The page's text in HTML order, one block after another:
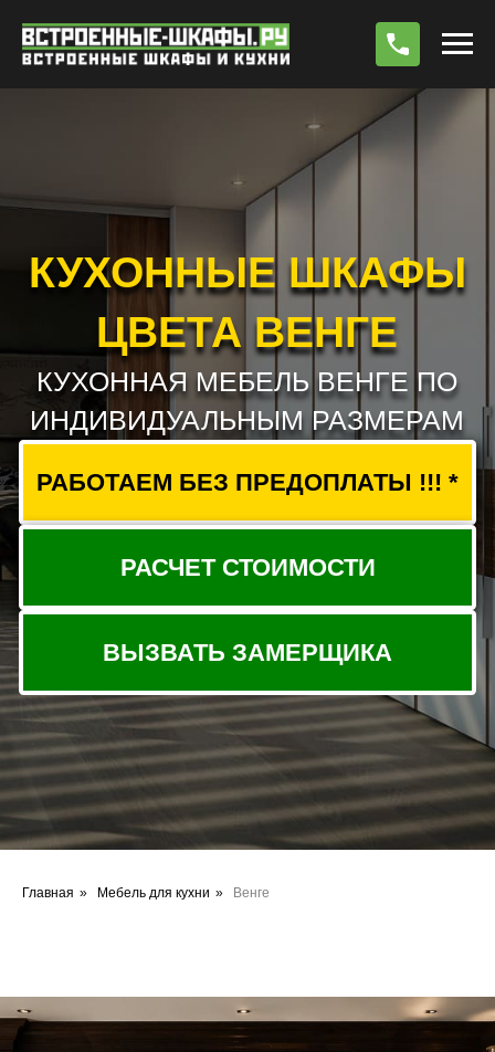
КУХОННЫЕ ШКАФЫ
КУХОННАЯ МЕБЕЛЬ ВЕНГЕ ПО
ИНДИВИДУАЛЬНЫМ РАЗМЕРАМ
РАБОТАЕМ БЕЗ ПРЕДОПЛАТЫ !!! *
РАСЧЕТ СТОИМОСТИ
Главная » Мебель для кухни » Венге